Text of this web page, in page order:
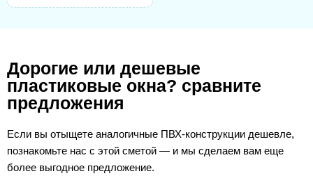
Дорогие или дешевые
пластиковые окна? сравните
предложения
Если вы отыщете аналогичные ПВХ-конструкции дешевле,
познакомьте нас с этой сметой — и мы сделаем вам еще
более выгодное предложение.